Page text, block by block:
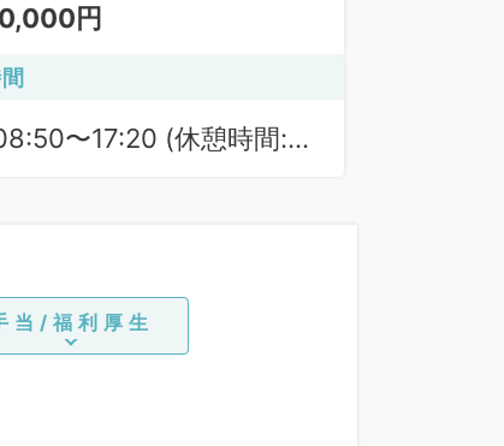
円
〜17:20 (休憩時間:
当/福利厚生